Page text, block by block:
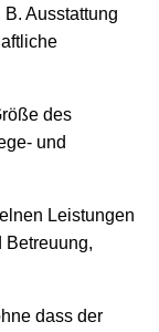
Ausstattung
des
und
Leistungen
Betreuung,
dass der